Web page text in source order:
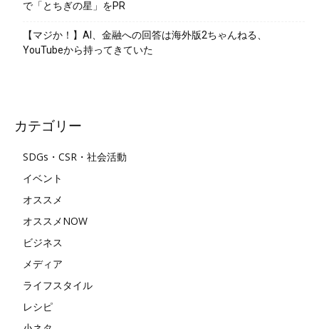
で「とちぎの星」をPR
【マジか！】AI、金融への回答は海外版2ちゃんねる、
YouTubeから持ってきていた
カテゴリー
SDGs・CSR・社会活動
イベント
オススメ
オススメNOW
ビジネス
メディア
ライフスタイル
レシピ